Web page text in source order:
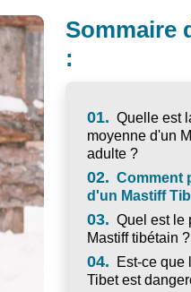
Sommaire
:
01. Quelle est
moyenne d'un
adulte ?
02. Comment
d'un Mastiff
03. Quel est le
Mastiff tibétain ?
04.
Est-ce que
Tibet est